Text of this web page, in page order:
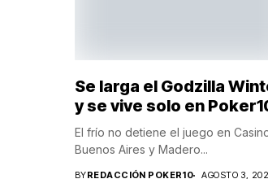
Se larga el Godzilla
y se vive solo en
El frío no detiene el juego en
Buenos Aires y Madero...
BYREDACCIÓN POKER10 AGOSTO 3,